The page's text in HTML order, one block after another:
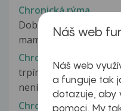
Chronická rýma
Dobrý den chtěl bych
mam ve zprávě
Chronická rýma
trpím celoročně s
není spojená s
Chronická rýma
Náš web
Náš web
a funguje tak
dotazuje, aby
pomoci. My